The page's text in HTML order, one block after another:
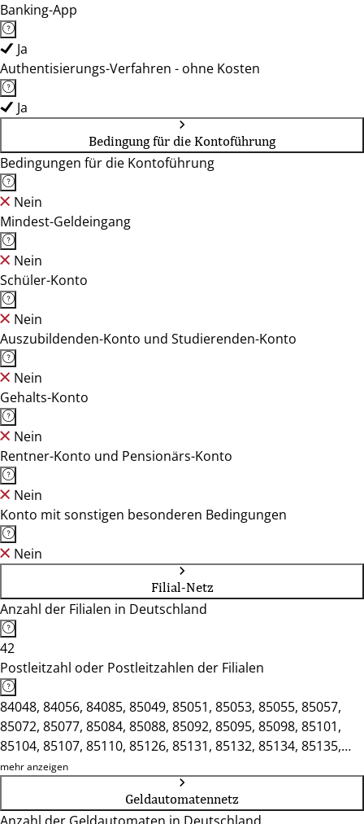
Banking-App
Ja
Authentisierungs-Verfahren - ohne Kosten
Ja
Bedingung für die Kontoführung
Bedingungen für die Kontoführung
Nein
Mindest-Geldeingang
Nein
Schüler-Konto
Nein
Auszubildenden-Konto und Studierenden-Konto
Nein
Gehalts-Konto
Nein
Rentner-Konto und Pensionärs-Konto
Nein
Konto mit sonstigen besonderen Bedingungen
Nein
Filial-Netz
Anzahl der Filialen in Deutschland
42
Postleitzahl oder Postleitzahlen der Filialen
84048, 84056, 84085, 85049, 85051, 85053, 85055, 85057,
85072, 85077, 85084, 85088, 85092, 85095, 85098, 85101,
85104, 85107, 85110, 85126, 85131, 85132, 85134, 85135,
85276, 85283, 85290, 85293, 85296, 85298, 85301, 85368,
86558, 91781, 91788, 91795, 91809, 92339, 93352
mehr anzeigen
Geldautomatennetz